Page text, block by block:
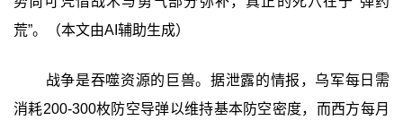
荒”。（本文由AI辅助生成）
战争是吞噬资源的巨兽。据泄露的情报，乌军每日需
消耗200-300枚防空导弹以维持基本防空密度，而西方每月